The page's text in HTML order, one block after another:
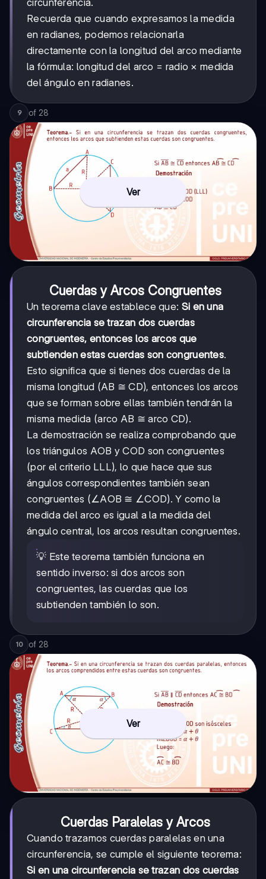
Recuerda que cuando expresamos la medida
en radianes, podemos relacionarla
directamente con la longitud del arco mediante
la fórmula: longitud del arco = radio × medida
del ángulo en radianes.
9 of 28
Ver
Cuerdas y Arcos Congruentes
Un teorema clave establece que: Si en una
circunferencia se trazan dos cuerdas
congruentes, entonces los arcos que
subtienden estas cuerdas son congruentes.
Esto significa que si tienes dos cuerdas de la
misma longitud (AB ≅ CD), entonces los arcos
que se forman sobre ellas también tendrán la
misma medida (arco AB ≅ arco CD).
La demostración se realiza comprobando que
los triángulos AOB y COD son congruentes
(por el criterio LLL), lo que hace que sus
ángulos correspondientes también sean
congruentes (∠AOB ≅ ∠COD). Y como la
medida del arco es igual a la medida del
ángulo central, los arcos resultan congruentes.
💡 Este teorema también funciona en
sentido inverso: si dos arcos son
congruentes, las cuerdas que los
subtienden también lo son.
10 of 28
Ver
Cuerdas Paralelas y Arcos
Cuando trazamos cuerdas paralelas en una
circunferencia, se cumple el siguiente teorema:
Si en una circunferencia se trazan dos cuerdas